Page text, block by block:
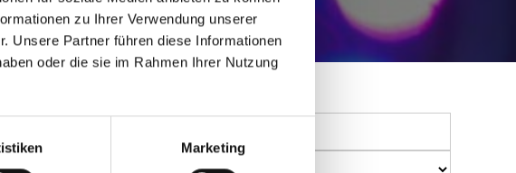
zu Ihrer Verwendung unserer
Unsere Partner führen diese Informationen
oder die sie im Rahmen Ihrer Nutzung
Marketing